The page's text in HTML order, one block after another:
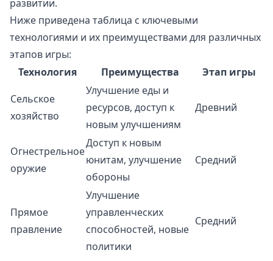
развитии.
Ниже приведена таблица с ключевыми
технологиями и их преимуществами для различных
этапов игры:
Технология
Преимущества
Этап игры
Сельское
хозяйство
Улучшение еды и
ресурсов, доступ к
новым улучшениям
Древний
Огнестрельное
оружие
Доступ к новым
юнитам, улучшение
обороны
Средний
Прямое
правление
Улучшение
управленческих
способностей, новые
политики
Средний